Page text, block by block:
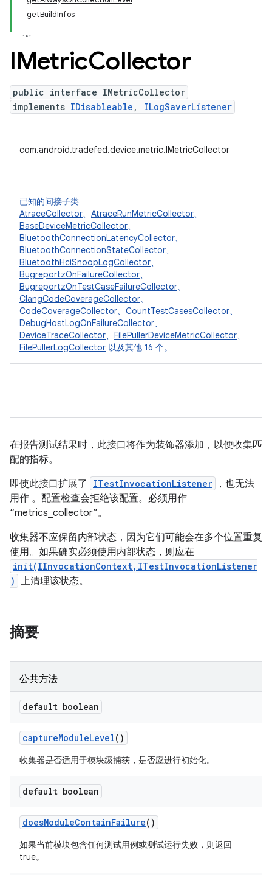
getBuildInfos
IMetricCollector
public interface IMetricCollector
implements IDisableable , ILogSaverListener
com.android.tradefed.device.metric.IMetricCollector
已知的间接子类
AtraceCollector、 AtraceRunMetricCollector、
BaseDeviceMetricCollector、
BluetoothConnectionLatencyCollector、
BluetoothConnectionStateCollector、
BluetoothHciSnoopLogCollector、
BugreportzOnFailureCollector、
BugreportzOnTestCaseFailureCollector、
ClangCodeCoverageCollector、
CodeCoverageCollector、 CountTestCasesCollector、
DebugHostLogOnFailureCollector、
DeviceTraceCollector、 FilePullerDeviceMetricCollector、
FilePullerLogCollector 以及其他 16 个。
在报告测试结果时，此接口将作为装饰器添加，以便收集匹
配的指标。
即使此接口扩展了
ITestInvocationListener
，也无法
用作 。配置检查会拒绝该配置。必须用作
“metrics_collector”。
收集器不应保留内部状态，因为它们可能会在多个位置重复
使用。如果确实必须使用内部状态，则应在
init(IInvocationContext,ITestInvocationListener
) 上清理该状态。
摘要
公共方法
default boolean
captureModuleLevel()
收集器是否适用于模块级捕获，是否应进行初始化。
default boolean
doesModuleContainFailure()
如果当前模块包含任何测试用例或测试运行失败，则返回
true。